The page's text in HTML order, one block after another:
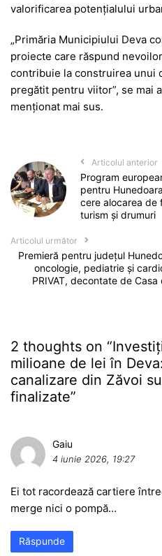
valorificarea potențialului
„Primăria Municipiului Deva
proiecte care răspund
contribuie la construirea unui
pregătit pentru viitor”, se mai
menționat mai sus.
Articolul anterior
Program
pentru
cere alocarea de
turism și drumuri
Articolul următor
Premieră pentru județul
oncologie, pediatrie și
PRIVAT, decontate de
2 thoughts on “
milioane de lei în
canalizare din Zăvoi
finalizate”
Gaiu
4 iunie 2026, 19:27
Ei tot racordează cartiere
merge nici o pompă…
Răspunde